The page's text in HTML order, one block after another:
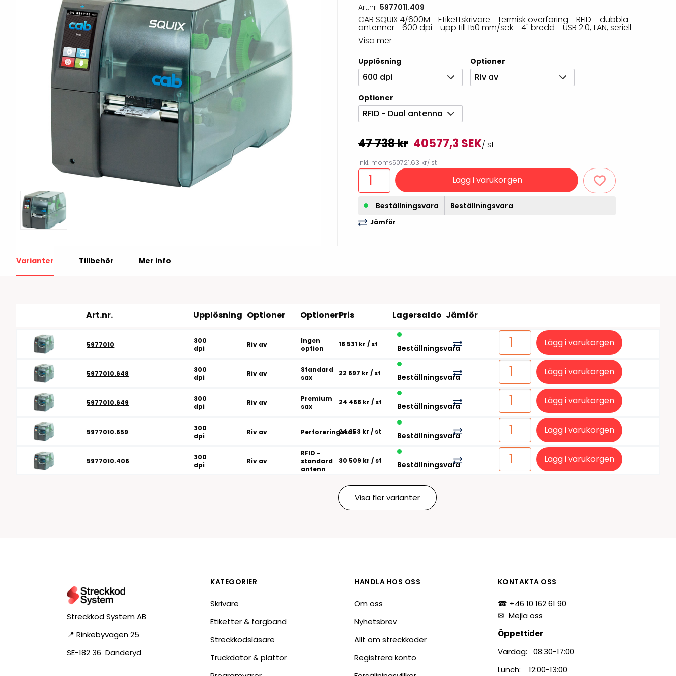
Print & Apply
Kringutrustning
Tillbehör skrivare
Etiketthållare och tillbehör
Förbrukning
bläckstråleskrivare
Varningsetiketter
och pekskärmar
RFID Handdatorer
RFID Skrivare
RFID Etiketter
Fasta RFID Läsare
RFID Streckkodsläsare
Batteridrivna
arbetsstationer
Mobile Device Management
Tillbehör etikettprogram
Outlet-handdatorer
Outlet-skrivare
Outlet-
streckkodsläsare
VISITIQ: Besökssystem
WMSIQ: Lagersystem
Tag badge
Datorlös etikettutskrift och
Art.nr: 5977011.409
CAB SQUIX 4/600M - Etikettskrivare - termisk överföring - RFID - dubbla
antenner - 600 dpi - upp till 150 mm/sek - 4" bredd - USB 2.0, LAN, seriell
Visa mer
Upplösning
600 dpi
Optioner
Riv av
Optioner
RFID - Dual antenna
47 738 kr 40577,3 SEK/ st
Inkl. moms50721,63 kr/ st
Lägg i varukorgen
Beställningsvara Beställningsvara
Jämför
Varianter Tillbehör Mer info
Art.nr. Upplösning Optioner OptionerPris Lagersaldo Jämför
5977010
300
dpi
Riv av
Ingen
option
18 531 kr / st Beställningsvara Lägg i varukorgen
5977010.648
300
dpi
Riv av
Standard
sax
22 697 kr / st Beställningsvara Lägg i varukorgen
5977010.649
300
dpi
Riv av
Premium
sax
24 468 kr / st Beställningsvara Lägg i varukorgen
5977010.659
300
dpi
Riv av Perforeringssax
24 953 kr / st Beställningsvara Lägg i varukorgen
5977010.406
300
dpi
Riv av
RFID -
standard
antenn
30 509 kr / st Beställningsvara Lägg i varukorgen
Visa fler varianter
Streckkod System AB
📍 Rinkebyvägen 25
SE-182 36 Danderyd
KATEGORIER
Skrivare
Etiketter & färgband
Streckkodsläsare
Truckdator & plattor
HANDLA HOS OSS
Om oss
Nyhetsbrev
Allt om streckkoder
Registrera konto
KONTAKTA OSS
☎ +46 10 162 61 90
✉ Mejla oss
Öppettider
Vardag: 08:30-17:00
Lunch: 12:00-13:00